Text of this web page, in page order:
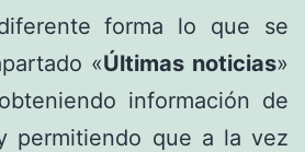
forma lo que se
«Últimas noticias»
información de
permitiendo que a la vez